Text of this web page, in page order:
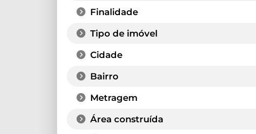
Finalidade
Tipo de imóvel
Cidade
Bairro
Metragem
Área construída